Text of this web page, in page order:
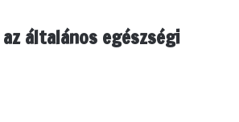
általános egészségi